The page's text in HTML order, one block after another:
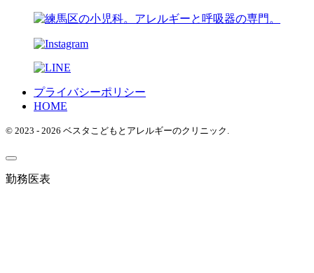
プライバシーポリシー
HOME
© 2023 - 2026 ベスタこどもとアレルギーのクリニック.
勤務医表